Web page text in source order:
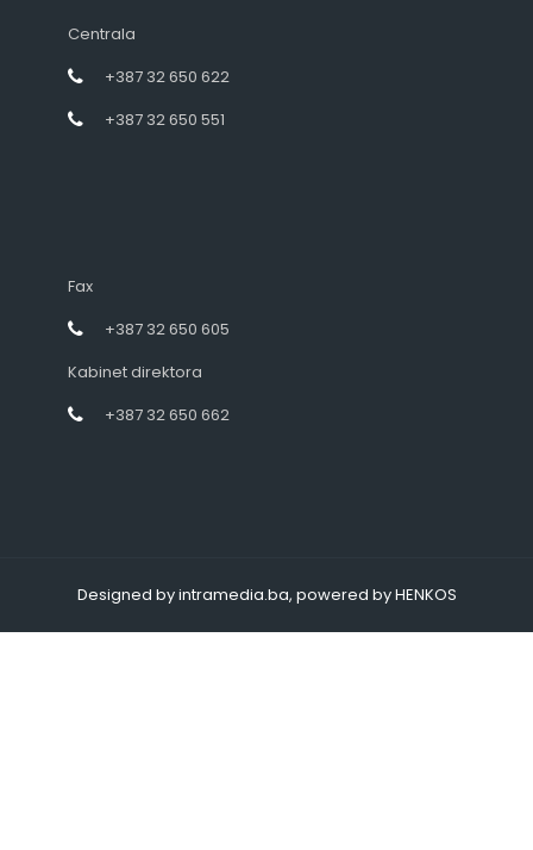
Centrala
+387 32 650 622
+387 32 650 551
Fax
+387 32 650 605
Kabinet direktora
+387 32 650 662
Designed by intramedia.ba, powered by HENKOS